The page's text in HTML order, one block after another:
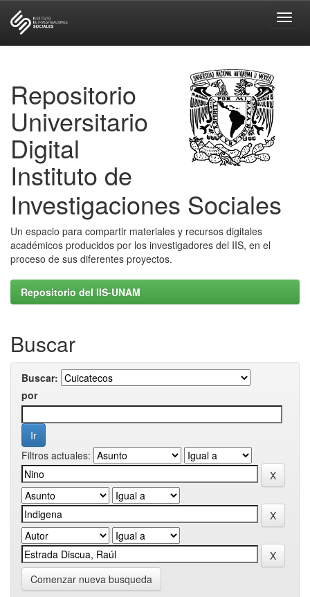
Repositorio
Universitario
Digital
Instituto de
Investigaciones Sociales
Un espacio para compartir materiales y recursos digitales
académicos producidos por los investigadores del IIS, en el
proceso de sus diferentes proyectos.
Repositorio del IIS-UNAM
Buscar
Buscar:
por
Filtros actuales:
Comenzar nueva busqueda